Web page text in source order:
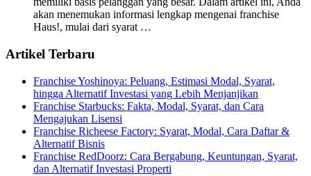
akan menemukan informasi lengkap mengenai franchise
Haus!, mulai dari syarat …
Artikel Terbaru
Franchise Yoshinoya: Peluang, Estimasi Modal, Syarat,
hingga Alternatif Investasi yang Lebih Menjanjikan
Franchise Starbucks: Fakta, Modal, Syarat, dan Cara
Mengajukan Lisensi
Franchise Richeese Factory: Syarat, Modal, Cara Daftar &
Alternatif Bisnis
Franchise RedDoorz: Cara Bergabung, Keuntungan, Syarat,
dan Alternatif Investasi Properti